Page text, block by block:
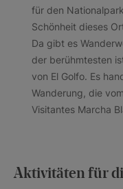
für den
Schönheit dieses
Da gibt es
der berühmtesten
von El Golfo. Es
Wanderung, die
Visitantes Marcha
Aktivitäten für